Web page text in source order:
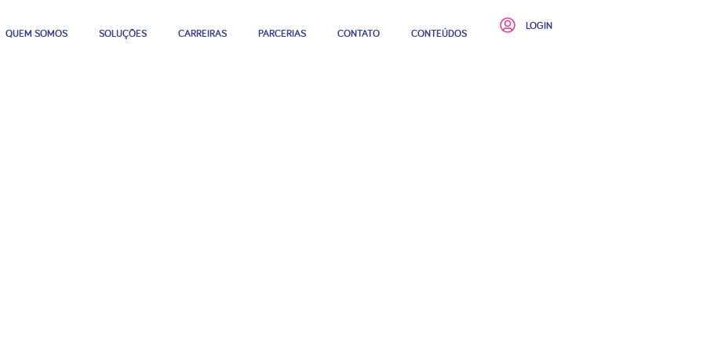
QUEM SOMOS SOLUÇÕES CARREIRAS PARCERIAS CONTATO CONTEÚDOS
LOGIN